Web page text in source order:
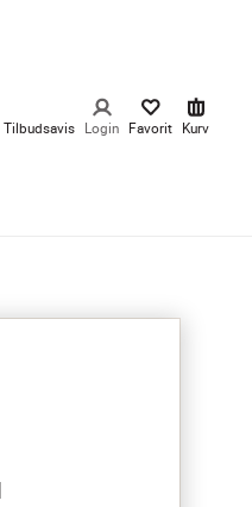
Tilbudsavis Login Favorit Kurv